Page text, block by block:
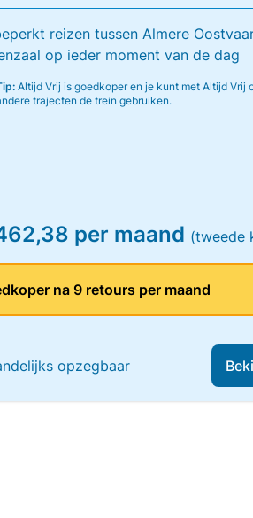
reizen tussen Almere
op ieder moment van de dag
Altijd Vrij is goedkoper en je kunt met Altijd Vrij
trajecten de trein gebruiken.
per maand (tweede
na 9 retours per maand
opzegbaar